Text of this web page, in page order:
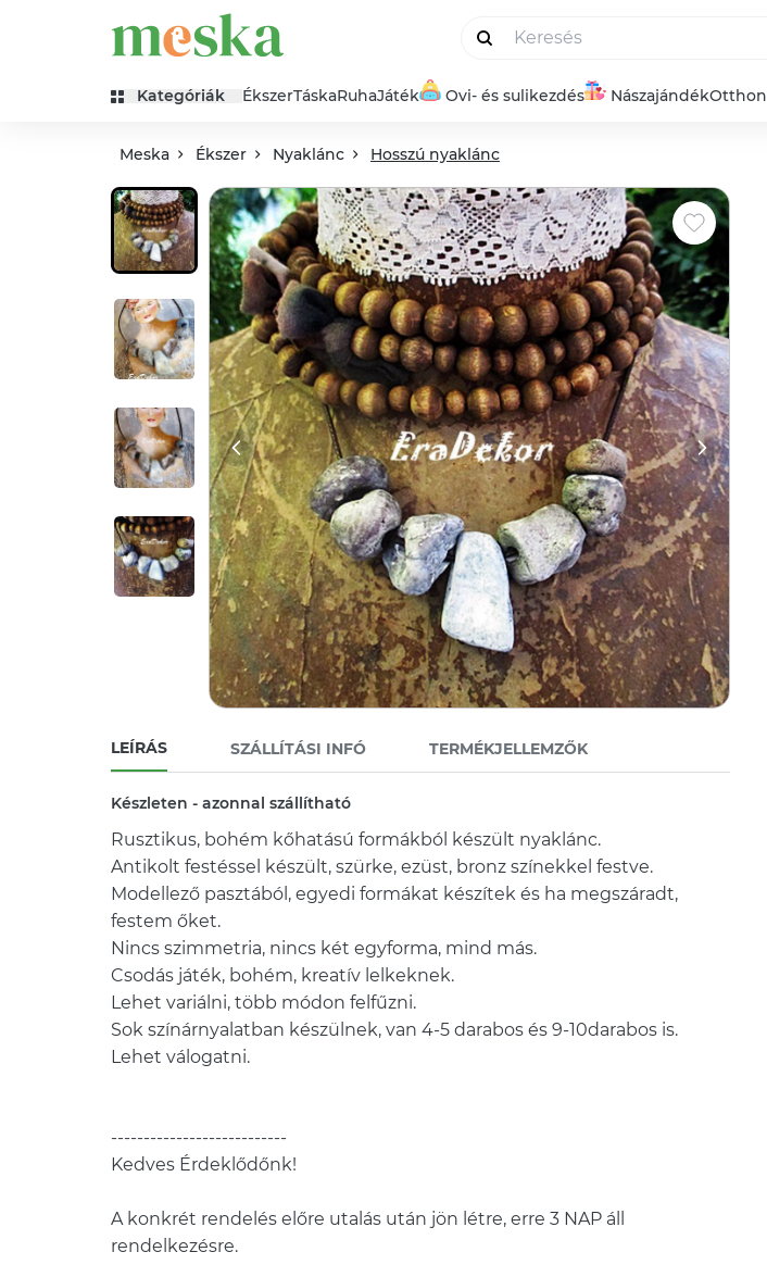
Kategóriák ÉkszerTáskaRuhaJáték Ovi- és sulikezdés NászajándékOtthon
Meska Ékszer Nyaklánc Hosszú nyaklánc
LEÍRÁS SZÁLLÍTÁSI INFÓ TERMÉKJELLEMZŐK
Készleten - azonnal szállítható
Rusztikus, bohém kőhatású formákból készült nyaklánc.
Antikolt festéssel készült, szürke, ezüst, bronz színekkel festve.
Modellező pasztából, egyedi formákat készítek és ha megszáradt,
festem őket.
Nincs szimmetria, nincs két egyforma, mind más.
Csodás játék, bohém, kreatív lelkeknek.
Lehet variálni, több módon felfűzni.
Sok színárnyalatban készülnek, van 4-5 darabos és 9-10darabos is.
---------------------------
Kedves Érdeklődőnk!
A konkrét rendelés előre utalás után jön létre, erre 3 NAP áll
rendelkezésre.